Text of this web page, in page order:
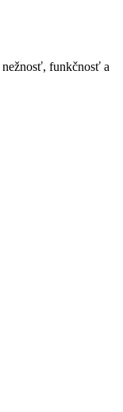
nežnosť, funkčnosť a